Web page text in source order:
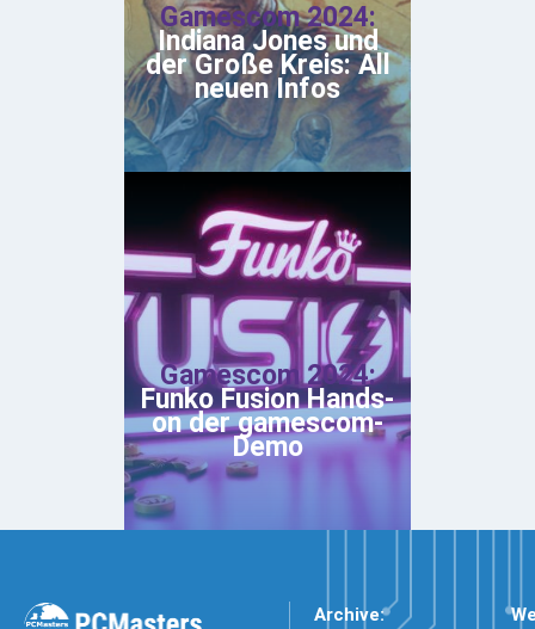
Gamescom 2024:
Indiana Jones und
der Große Kreis: All
neuen Infos
Gamescom 2024:
Funko Fusion Hands-
on der gamescom-
Demo
Archive: